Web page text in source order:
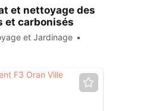
et nettoyage des
et carbonisés
et Jardinage